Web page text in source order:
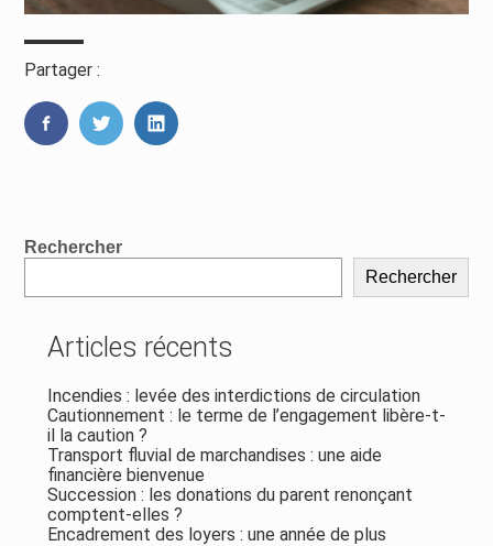
Partager :
FaceBookTwitterLinkedIn
Blog
Rechercher
Rechercher
Articles récents
Incendies : levée des interdictions de circulation
Cautionnement : le terme de l’engagement libère-t-
il la caution ?
Transport fluvial de marchandises : une aide
financière bienvenue
Succession : les donations du parent renonçant
comptent-elles ?
Encadrement des loyers : une année de plus